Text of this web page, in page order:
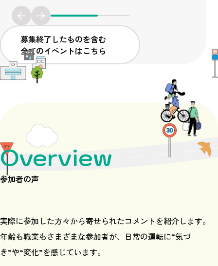
募集終了したものを含む
全てのイベントはこちら
Overview
参加者の声
実際に参加した方々から寄せられたコメントを紹介します。
年齢も職業もさまざまな参加者が、日常の運転に“気づ
き”や“変化”を感じています。